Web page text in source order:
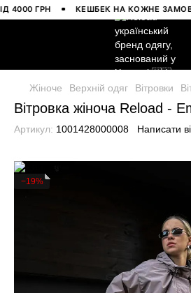
ГРН КЕШБЕК НА КОЖНЕ
Жіноче Верхній одяг Вітровки
Вітровка жіноча Reload -
Артикул: 1001428000008 Написати
−19%